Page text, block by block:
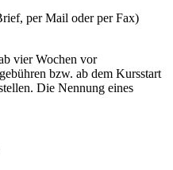
per Mail oder per Fax)
vier Wochen vor
bzw. ab dem Kursstart
Die Nennung eines